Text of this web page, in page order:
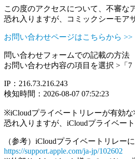
この度のアクセスについて、不審な
恐れ入りますが、コミックシーモア
お問い合わせページはこちらから >>
問い合わせフォームでの記載の方法
お問い合わせ内容の項目を選択 >「
IP：216.73.216.243
検知時間：2026-08-07 07:52:23
※iCloudプライベートリレーが有効
恐れ入りますが、iCloudプライベー
（参考）iCloudプライベートリレー
https://support.apple.com/ja-jp/102602